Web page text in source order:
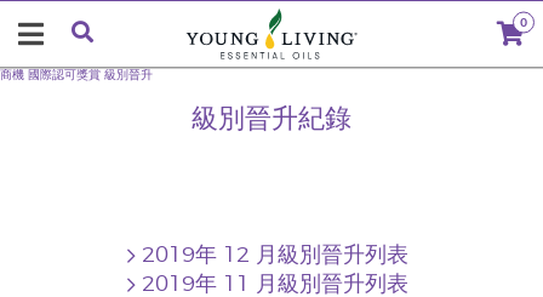
0
級別晉升紀錄
商機 國際認可獎賞 級別晉升
2019年 12 月級別晉升列表
2019年 11 月級別晉升列表